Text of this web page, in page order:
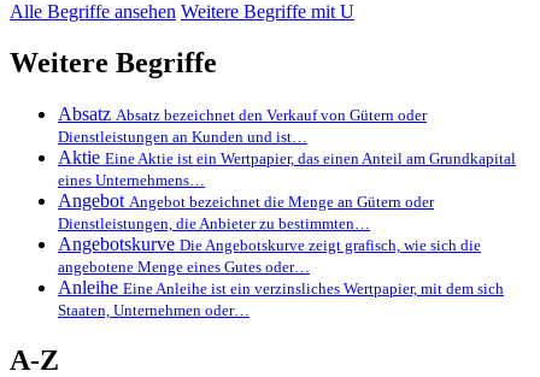
Alle Begriffe ansehen Weitere Begriffe mit U
Weitere Begriffe
Absatz Absatz bezeichnet den Verkauf von Gütern oder
Dienstleistungen an Kunden und ist…
Aktie Eine Aktie ist ein Wertpapier, das einen Anteil am Grundkapital
eines Unternehmens…
Angebot Angebot bezeichnet die Menge an Gütern oder
Dienstleistungen, die Anbieter zu bestimmten…
Angebotskurve Die Angebotskurve zeigt grafisch, wie sich die
angebotene Menge eines Gutes oder…
Anleihe Eine Anleihe ist ein verzinsliches Wertpapier, mit dem sich
Staaten, Unternehmen oder…
A-Z